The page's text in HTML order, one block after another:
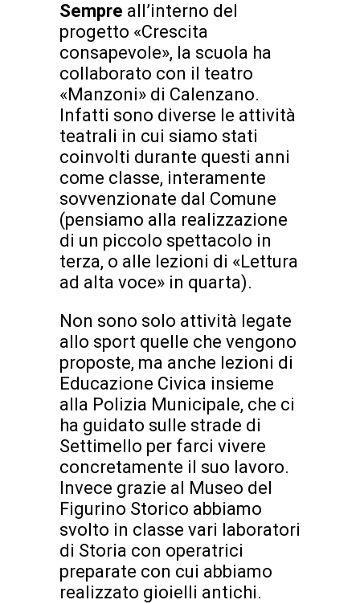
Sempre all’interno del
progetto «Crescita
consapevole», la scuola ha
collaborato con il teatro
«Manzoni» di Calenzano.
Infatti sono diverse le attività
teatrali in cui siamo stati
coinvolti durante questi anni
come classe, interamente
sovvenzionate dal Comune
(pensiamo alla realizzazione
di un piccolo spettacolo in
terza, o alle lezioni di «Lettura
ad alta voce» in quarta).
Non sono solo attività legate
allo sport quelle che vengono
proposte, ma anche lezioni di
Educazione Civica insieme
alla Polizia Municipale, che ci
ha guidato sulle strade di
Settimello per farci vivere
concretamente il suo lavoro.
Invece grazie al Museo del
Figurino Storico abbiamo
svolto in classe vari laboratori
di Storia con operatrici
preparate con cui abbiamo
realizzato gioielli antichi.